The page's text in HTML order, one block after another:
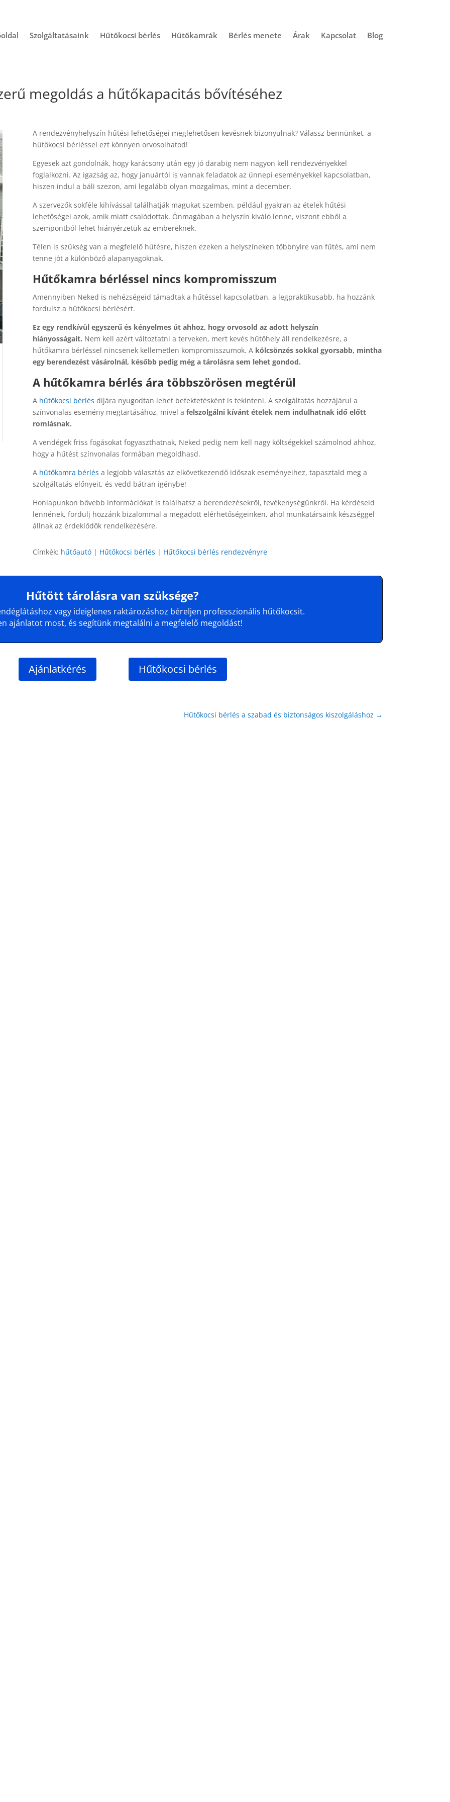
Szolgáltatásaink Hűtőkocsi bérlés Hűtőkamrák Bérlés menete Árak Kapcsolat Blog
megoldás a hűtőkapacitás bővítéséhez
A rendezvényhelyszín hűtési lehetőségei meglehetősen kevésnek bizonyulnak? Válassz bennünket, a
hűtőkocsi bérléssel ezt könnyen orvosolhatod!
Egyesek azt gondolnák, hogy karácsony után egy jó darabig nem nagyon kell rendezvényekkel
foglalkozni. Az igazság az, hogy januártól is vannak feladatok az ünnepi eseményekkel kapcsolatban,
hiszen indul a báli szezon, ami legalább olyan mozgalmas, mint a december.
A szervezők sokféle kihívással találhatják magukat szemben, például gyakran az ételek hűtési
lehetőségei azok, amik miatt csalódottak. Önmagában a helyszín kiváló lenne, viszont ebből a
szempontból lehet hiányérzetük az embereknek.
Télen is szükség van a megfelelő hűtésre, hiszen ezeken a helyszíneken többnyire van fűtés, ami nem
tenne jót a különböző alapanyagoknak.
Hűtőkamra bérléssel nincs kompromisszum
Amennyiben Neked is nehézségeid támadtak a hűtéssel kapcsolatban, a legpraktikusabb, ha hozzánk
fordulsz a hűtőkocsi bérlésért.
Ez egy rendkívül egyszerű és kényelmes út ahhoz, hogy orvosold az adott helyszín
hiányosságait. Nem kell azért változtatni a terveken, mert kevés hűtőhely áll rendelkezésre, a
hűtőkamra bérléssel nincsenek kellemetlen kompromisszumok. A kölcsönzés sokkal gyorsabb, mintha
egy berendezést vásárolnál, később pedig még a tárolásra sem lehet gondod.
A hűtőkamra bérlés ára többszörösen megtérül
A hűtőkocsi bérlés díjára nyugodtan lehet befektetésként is tekinteni. A szolgáltatás hozzájárul a
színvonalas esemény megtartásához, mivel a felszolgálni kívánt ételek nem indulhatnak idő előtt
romlásnak.
A vendégek friss fogásokat fogyaszthatnak, Neked pedig nem kell nagy költségekkel számolnod ahhoz,
hogy a hűtést színvonalas formában megoldhasd.
A hűtőkamra bérlés a legjobb választás az elkövetkezendő időszak eseményeihez, tapasztald meg a
szolgáltatás előnyeit, és vedd bátran igénybe!
Honlapunkon bővebb információkat is találhatsz a berendezésekről, tevékenységünkről. Ha kérdéseid
lennének, fordulj hozzánk bizalommal a megadott elérhetőségeinken, ahol munkatársaink készséggel
állnak az érdeklődők rendelkezésére.
Címkék: hűtőautó| Hűtőkocsi bérlés | Hűtőkocsi bérlés rendezvényre
Hűtött tárolásra van szüksége?
vagy ideiglenes raktározáshoz béreljen professzionális hűtőkocsit.
ajánlatot most, és segítünk megtalálni a megfelelő megoldást!
Ajánlatkérés Hűtőkocsi bérlés
Hűtőkocsi bérlés a szabad és biztonságos kiszolgáláshoz →